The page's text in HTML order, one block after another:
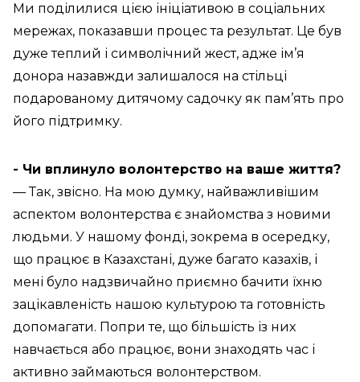
Ми поділилися цією ініціативою в соціальних
мережах, показавши процес та результат. Це був
дуже теплий і символічний жест, адже ім’я
донора назавжди залишалося на стільці
подарованому дитячому садочку як пам’ять про
його підтримку.
- Чи вплинуло волонтерство на ваше життя?
— Так, звісно. На мою думку, найважливішим
аспектом волонтерства є знайомства з новими
людьми. У нашому фонді, зокрема в осередку,
що працює в Казахстані, дуже багато казахів, і
мені було надзвичайно приємно бачити їхню
зацікавленість нашою культурою та готовність
допомагати. Попри те, що більшість із них
навчається або працює, вони знаходять час і
активно займаються волонтерством.